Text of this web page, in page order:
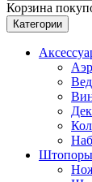
Корзина
Категории
Штопоры